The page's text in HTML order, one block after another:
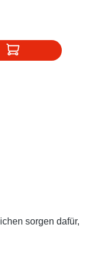
Wert ein
sorgen dafür,